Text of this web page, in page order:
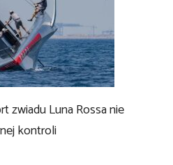
zwiadu Luna Rossa nie
kontroli